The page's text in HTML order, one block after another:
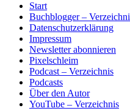
Start
Buchblogger –
Datenschutzerklärung
Impressum
Newsletter abonnieren
Pixelschleim
Podcast – Verzeichnis
Podcasts
Über den Autor
YouTube – Verzeichnis